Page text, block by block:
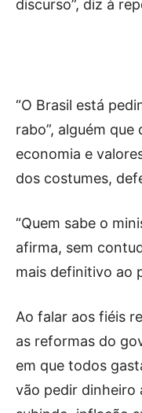
discurso”, diz à
“O Brasil está
rabo”, alguém
economia e
dos costumes,
“Quem sabe o
afirma, sem
mais definitivo ao
Ao falar aos fiéis
as reformas do
em que todos
vão pedir dinheiro